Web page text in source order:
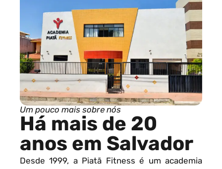
Um pouco mais sobre nós
Há mais de 20
anos em Salvador
Desde 1999, a Piatã Fitness é um academia